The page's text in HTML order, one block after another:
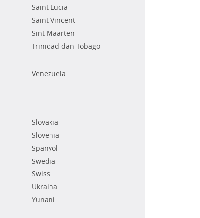
Saint Lucia
Saint Vincent
Sint Maarten
Trinidad dan Tobago
Venezuela
Slovakia
Slovenia
Spanyol
Swedia
Swiss
Ukraina
Yunani